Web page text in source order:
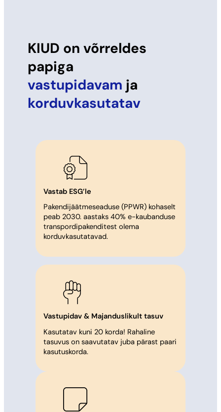
KIUD on võrreldes
papiga
vastupidavam ja
korduvkasutatav
Vastab ESG’le
Pakendijäätmeseaduse (PPWR) kohaselt
peab 2030. aastaks 40% e-kaubanduse
transpordipakenditest olema
korduvkasutatavad.
Vastupidav & Majanduslikult tasuv
Kasutatav kuni 20 korda! Rahaline
tasuvus on saavutatav juba pärast paari
kasutuskorda.